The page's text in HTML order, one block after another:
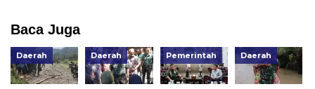
Baca Juga
Daerah Daerah Pemerintah Daerah